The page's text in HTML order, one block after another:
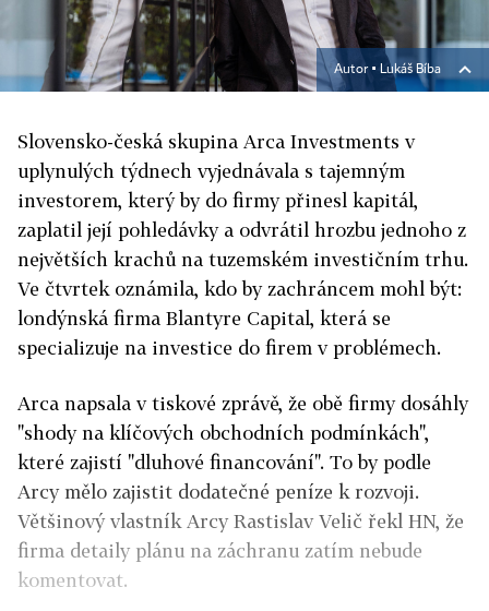
Autor ▪ Lukáš Bíba
Slovensko-česká skupina Arca Investments v
uplynulých týdnech vyjednávala s tajemným
investorem, který by do firmy přinesl kapitál,
zaplatil její pohledávky a odvrátil hrozbu jednoho z
největších krachů na tuzemském investičním trhu.
Ve čtvrtek oznámila, kdo by zachráncem mohl být:
londýnská firma Blantyre Capital, která se
specializuje na investice do firem v problémech.
Arca napsala v tiskové zprávě, že obě firmy dosáhly
"shody na klíčových obchodních podmínkách",
které zajistí "dluhové financování". To by podle
Arcy mělo zajistit dodatečné peníze k rozvoji.
Většinový vlastník Arcy Rastislav Velič řekl HN, že
firma detaily plánu na záchranu zatím nebude
komentovat.